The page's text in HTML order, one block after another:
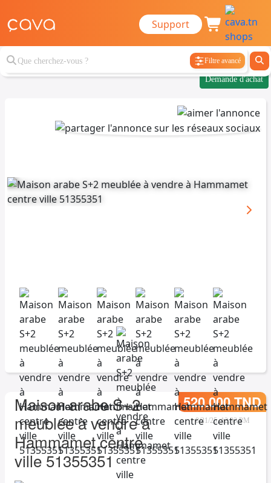
Support
Filtre avancé
Demande d'achat
Maison arabe S+2
meublée à vendre à
Hammamet centre
ville 51355351
520.000 TND
8/21/25, 12:33 PM